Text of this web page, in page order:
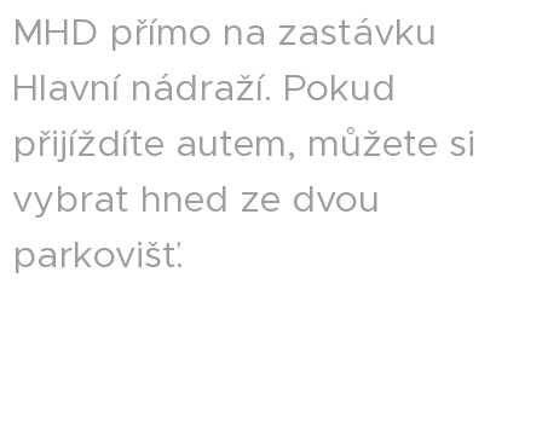
MHD přímo na zastávku
Hlavní nádraží. Pokud
přijíždíte autem, můžete si
vybrat hned ze dvou
parkovišť.